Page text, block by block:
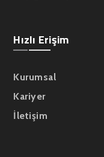
Hızlı Erişim
Kurumsal
Kariyer
İletişim